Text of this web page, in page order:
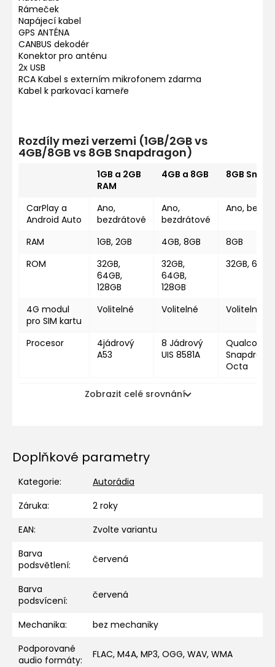
Rámeček
Napájecí kabel
GPS ANTÉNA
CANBUS dekodér
Konektor pro anténu
2x USB
RCA Kabel s externím mikrofonem zdarma
Kabel k parkovací kameře
Rozdíly mezi verzemi (1GB/2GB vs
4GB/8GB vs 8GB Snapdragon)
1GB a 2GB
RAM
4GB a 8GB 8GB
CarPlay a
Android Auto
Ano,
bezdrátové
Ano,
bezdrátové
Ano,
RAM 1GB, 2GB 4GB, 8GB
8GB
ROM
32GB,
64GB,
128GB
32GB,
64GB,
128GB
32GB,
4G modul
pro SIM kartu
Volitelné Volitelné Volitelné
Procesor
4jádrový
A53
8 Jádrový
UIS 8581A
Octa
Zobrazit celé srovnání
Doplňkové parametry
Kategorie:
Autorádia
Záruka:
2 roky
EAN:
Zvolte variantu
Barva
podsvětlení: červená
Barva
podsvícení: červená
Mechanika:
bez mechaniky
Podporované
audio formáty: FLAC, M4A, MP3, OGG, WAV, WMA